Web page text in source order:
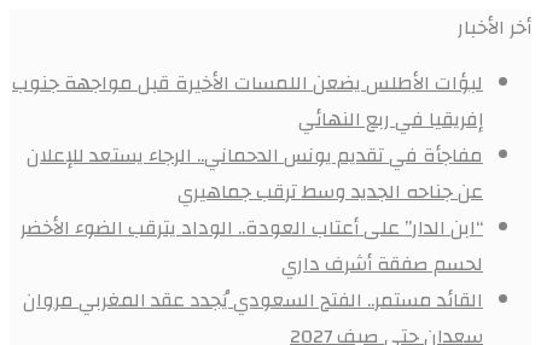
أخر الأخبار
لبؤات الأطلس يضعن اللمسات الأخيرة قبل مواجهة جنوب
إفريقيا في ربع النهائي
مفاجأة في تقديم يونس الدحماني.. الرجاء يستعد للإعلان
عن جناحه الجديد وسط ترقب جماهيري
“ابن الدار” على أعتاب العودة.. الوداد يترقب الضوء الأخضر
لحسم صفقة أشرف داري
القائد مستمر.. الفتح السعودي يُجدد عقد المغربي مروان
سعدان حتى صيف 2027